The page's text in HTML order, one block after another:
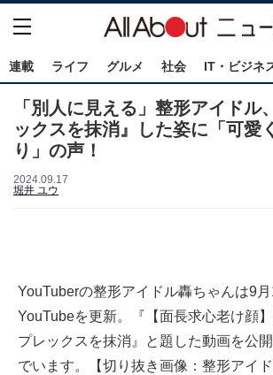
連載 ライフ グルメ 社会 IT・ビジネ
「別人に見える」整形アイドル
ックスを抹消』した姿に「可愛
り」の声！
2024.09.17
堀井 ユウ
YouTuberの整形アイドル轟ちゃんは9
YouTubeを更新。『【面長求心老け顔
プレックスを抹消』と題した動画を公
でいます。【切り抜き画像：整形アイ